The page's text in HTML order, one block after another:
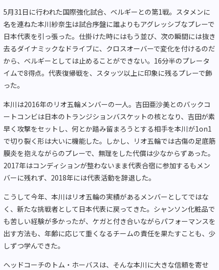
5月31日に行われた国際強化試合、ベルギーとの第1戦。スタメンに
名を連ねた本川紗奈生は試合序盤に誰よりもアグレッシブなプレーで
日本代表を引っ張った。仕掛けた時にはもう並び、次の瞬間には抜き
去るダイナミックなドライブに、クロスオーバーで変化を付けるのだ
から、ベルギーとしては止めることができない。16分半のプレータ
イムで8得点。代表復帰戦を、スタッツ以上に印象に残るプレーで飾
った。
本川は2016年のリオ五輪メンバーの一人。吉田亜沙美とのバックコ
ートコンビは日本のトランジションバスケットの核となり、吉田が素
早く攻撃をセットし、何とか踏み留まろうとする相手を本川が1on1
で切り裂く形は大いに機能した。しかし、リオ五輪では古傷の足底筋
膜炎を抱えながらのプレーで、無理をした代償は少なからずあった。
2017年はコンディションが整わないまま代表合宿に参加するもメン
バーに残れず、2018年には代表活動を辞退した。
こうして今年、本川はリオ五輪の実績があるメンバーとしてではな
く、新たな挑戦者として日本代表に戻ってきた。シャンソン化粧品で
も苦しい経験が多かったが、ケガと付き合いながらパフォーマンスを
出す方法も、年齢に応じて重くなるチームの責任を果たすことも、少
しずつ学んできた。
ヘッドコーチのトム・ホーバスは、そんな本川に大きな信頼を寄せ